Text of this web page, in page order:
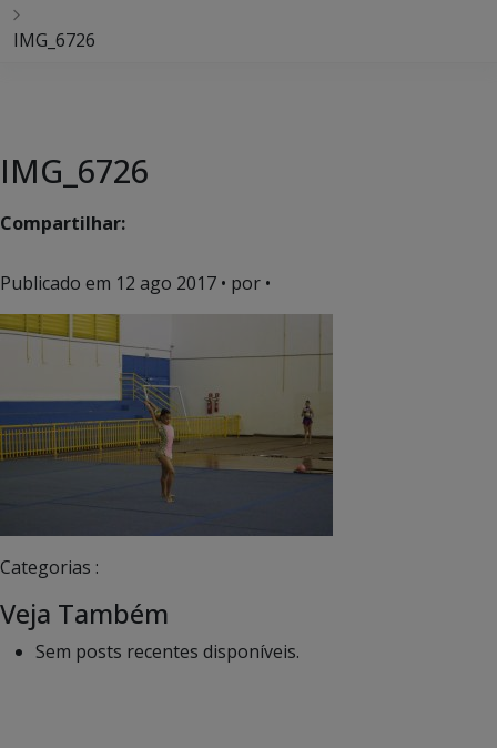
IMG_6726
IMG_6726
Compartilhar:
Publicado em 12 ago 2017 • por •
Categorias :
Veja Também
Sem posts recentes disponíveis.